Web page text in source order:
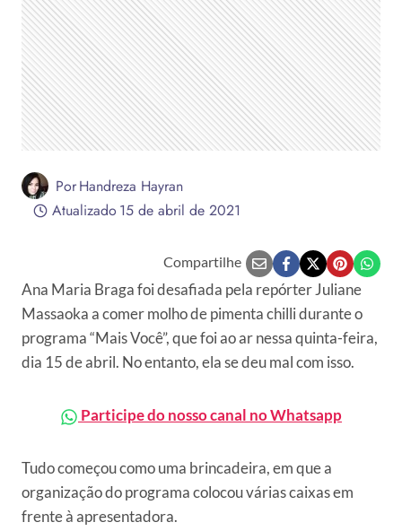
PorHandreza Hayran
Atualizado15 de abril de 2021
Compartilhe
Ana Maria Braga foi desafiada pela repórter Juliane
Massaoka a comer molho de pimenta chilli durante o
programa “Mais Você”, que foi ao ar nessa quinta-feira,
dia 15 de abril. No entanto, ela se deu mal com isso.
Participe do nosso canal no Whatsapp
Tudo começou como uma brincadeira, em que a
organização do programa colocou várias caixas em
frente à apresentadora.